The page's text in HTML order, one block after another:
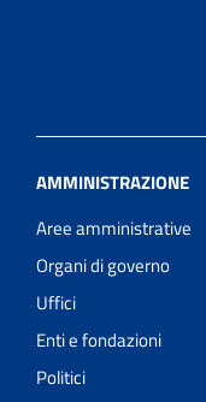
AMMINISTRAZIONE
Aree amministrative
Organi di governo
Uffici
Enti e fondazioni
Politici